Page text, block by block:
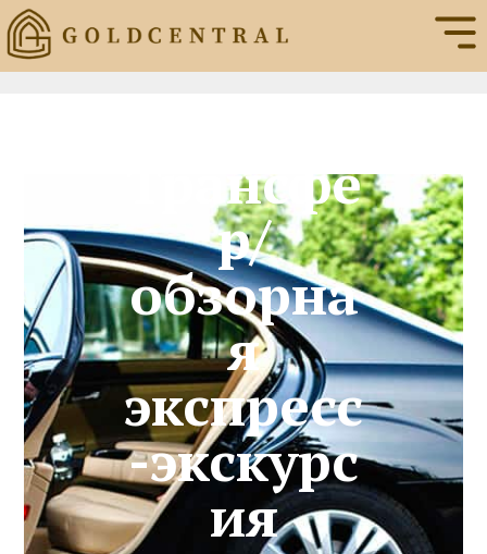
Трансфе
р/
обзорна
я
экспресс
-экскурс
ия